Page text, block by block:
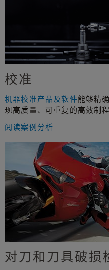
校准
机器校准产品及软件能够精
现高质量、可重复的高效制
阅读案例分析
对刀和刀具破损